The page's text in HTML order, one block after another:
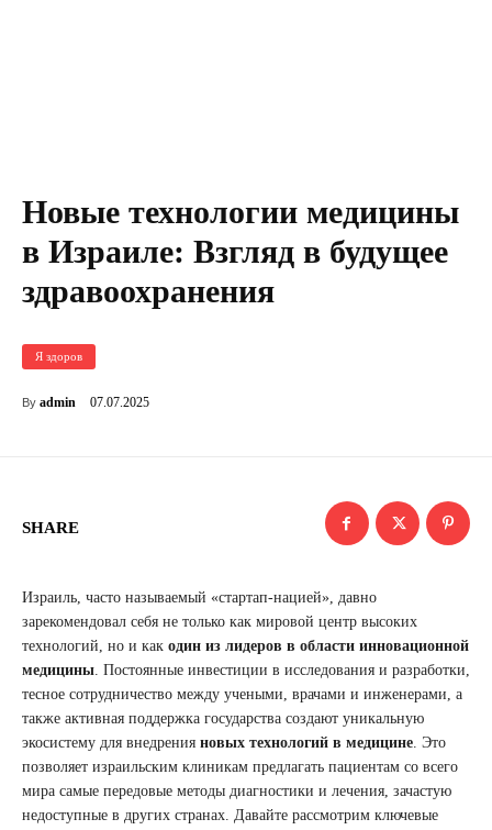
Новые технологии медицины
в Израиле: Взгляд в будущее
здравоохранения
Я здоров
By admin 07.07.2025
SHARE
Израиль, часто называемый «стартап-нацией», давно
зарекомендовал себя не только как мировой центр высоких
технологий, но и как один из лидеров в области инновационной
медицины. Постоянные инвестиции в исследования и разработки,
тесное сотрудничество между учеными, врачами и инженерами, а
также активная поддержка государства создают уникальную
экосистему для внедрения новых технологий в медицине. Это
позволяет израильским клиникам предлагать пациентам со всего
мира самые передовые методы диагностики и лечения, зачастую
недоступные в других странах. Давайте рассмотрим ключевые